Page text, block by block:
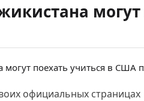
официальных